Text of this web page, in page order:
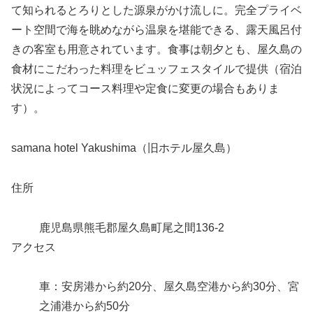
て知られるとろりとした源泉がかけ流しに。完全プライベ
ート空間で海を眺めながら温泉を堪能できる、露天風呂付
きの客室も用意されています。食事は朝夕とも、屋久島の
食材にこだわった料理をビュッフェスタイルで提供（宿泊
状況によってコース料理や定食に変更の場合もありま
す）。
samana hotel Yakushima（旧ホテル屋久島）
住所
鹿児島県熊毛郡屋久島町尾之間136-2
アクセス
車：安房港から約20分、屋久島空港から約30分、宮
之浦港から約50分